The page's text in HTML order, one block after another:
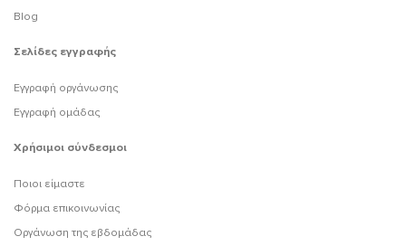
Blog
Σελίδες εγγραφής
Εγγραφή οργάνωσης
Εγγραφή ομάδας
Χρήσιμοι σύνδεσμοι
Ποιοι είμαστε
Φόρμα επικοινωνίας
Οργάνωση της εβδομάδας